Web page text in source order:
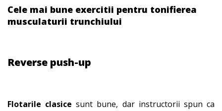
Cele mai bune exercitii pentru tonifierea
musculaturii trunchiului
Reverse push-up
Flotarile clasice sunt bune, dar instructorii spun ca